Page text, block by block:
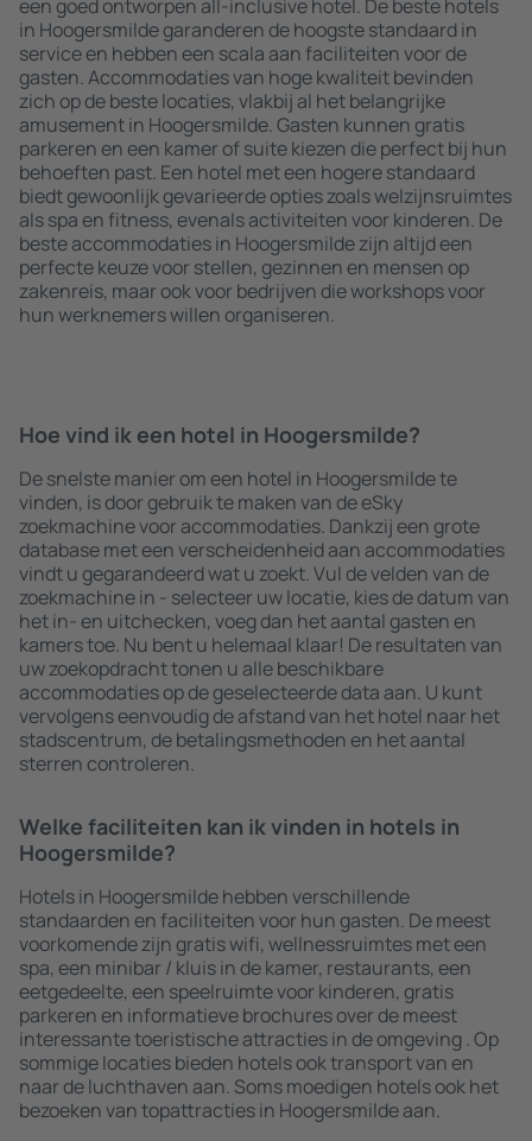
een goed ontworpen all-inclusive hotel. De beste hotels
in Hoogersmilde garanderen de hoogste standaard in
service en hebben een scala aan faciliteiten voor de
gasten. Accommodaties van hoge kwaliteit bevinden
zich op de beste locaties, vlakbij al het belangrijke
amusement in Hoogersmilde. Gasten kunnen gratis
parkeren en een kamer of suite kiezen die perfect bij hun
behoeften past. Een hotel met een hogere standaard
biedt gewoonlijk gevarieerde opties zoals welzijnsruimtes
als spa en fitness, evenals activiteiten voor kinderen. De
beste accommodaties in Hoogersmilde zijn altijd een
perfecte keuze voor stellen, gezinnen en mensen op
zakenreis, maar ook voor bedrijven die workshops voor
hun werknemers willen organiseren.
Hoe vind ik een hotel in Hoogersmilde?
De snelste manier om een hotel in Hoogersmilde te
vinden, is door gebruik te maken van de eSky
zoekmachine voor accommodaties. Dankzij een grote
database met een verscheidenheid aan accommodaties
vindt u gegarandeerd wat u zoekt. Vul de velden van de
zoekmachine in - selecteer uw locatie, kies de datum van
het in- en uitchecken, voeg dan het aantal gasten en
kamers toe. Nu bent u helemaal klaar! De resultaten van
uw zoekopdracht tonen u alle beschikbare
accommodaties op de geselecteerde data aan. U kunt
vervolgens eenvoudig de afstand van het hotel naar het
stadscentrum, de betalingsmethoden en het aantal
sterren controleren.
Welke faciliteiten kan ik vinden in hotels in
Hoogersmilde?
Hotels in Hoogersmilde hebben verschillende
standaarden en faciliteiten voor hun gasten. De meest
voorkomende zijn gratis wifi, wellnessruimtes met een
spa, een minibar / kluis in de kamer, restaurants, een
eetgedeelte, een speelruimte voor kinderen, gratis
parkeren en informatieve brochures over de meest
interessante toeristische attracties in de omgeving . Op
sommige locaties bieden hotels ook transport van en
naar de luchthaven aan. Soms moedigen hotels ook het
bezoeken van topattracties in Hoogersmilde aan.